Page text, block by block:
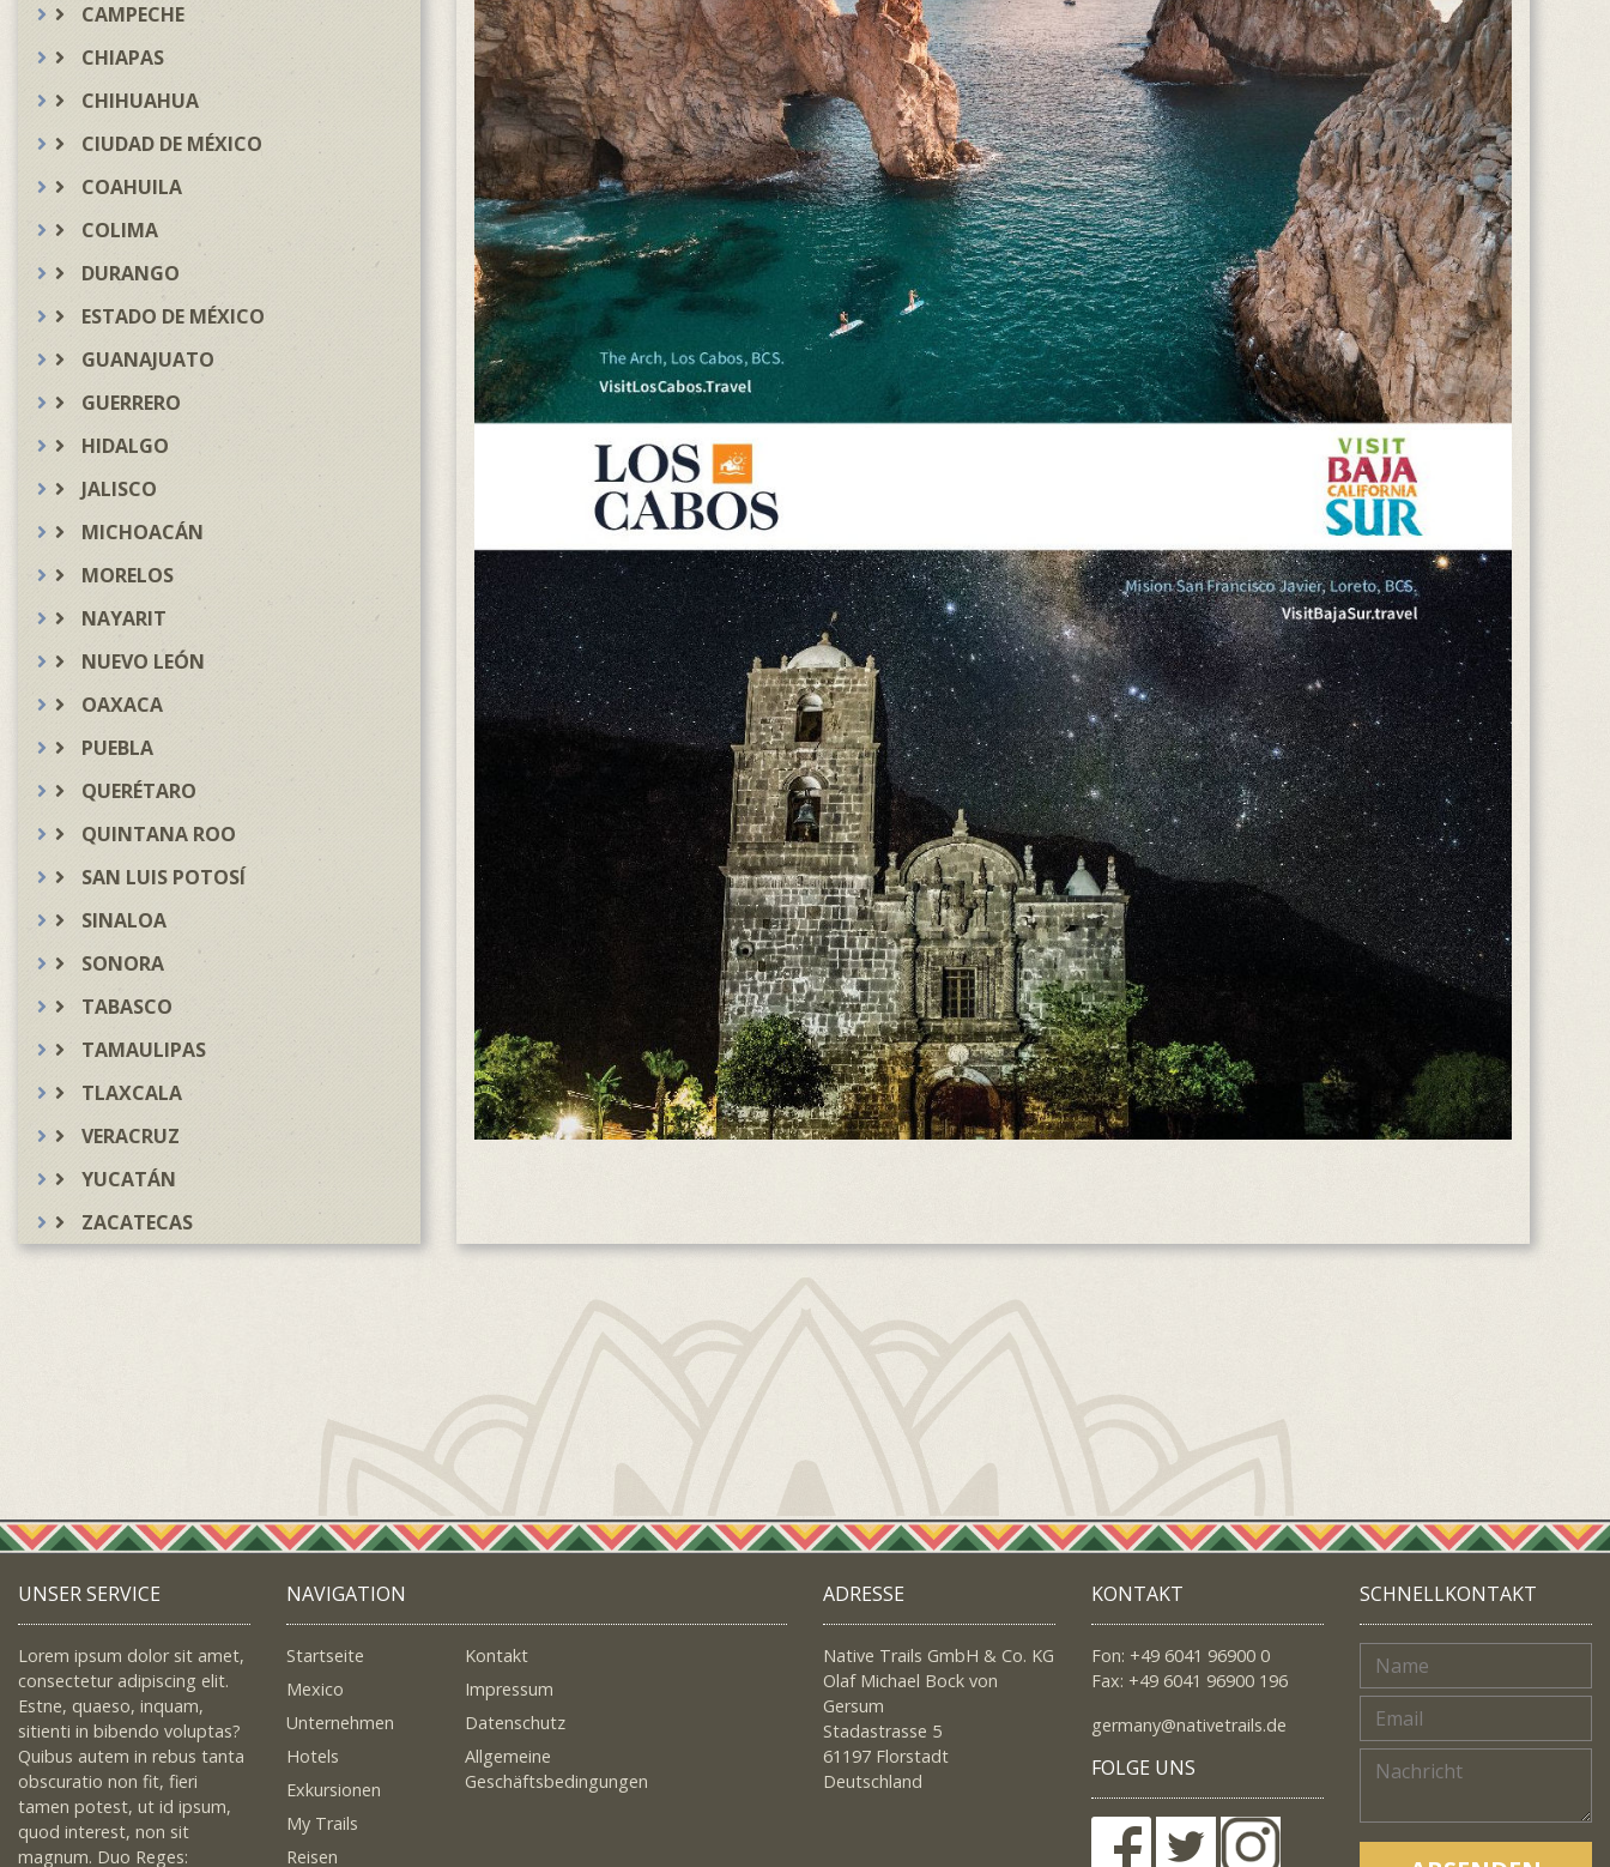
CAMPECHE
CHIAPAS
CHIHUAHUA
CIUDAD DE MÉXICO
COAHUILA
COLIMA
DURANGO
ESTADO DE MÉXICO
GUANAJUATO
GUERRERO
HIDALGO
JALISCO
MICHOACÁN
MORELOS
NAYARIT
NUEVO LEÓN
OAXACA
PUEBLA
QUERÉTARO
QUINTANA ROO
SAN LUIS POTOSÍ
SINALOA
SONORA
TABASCO
TAMAULIPAS
TLAXCALA
VERACRUZ
YUCATÁN
ZACATECAS
UNSER SERVICE
Lorem ipsum dolor sit amet,
consectetur adipiscing elit.
Estne, quaeso, inquam,
sitienti in bibendo voluptas?
Quibus autem in rebus tanta
obscuratio non fit, fieri
tamen potest, ut id ipsum,
quod interest, non sit
magnum. Duo Reges:
NAVIGATION
Startseite
Mexico
Unternehmen
Hotels
Exkursionen
My Trails
Reisen
Kontakt
Impressum
Datenschutz
Allgemeine
Geschäftsbedingungen
ADRESSE
Native Trails GmbH & Co. KG
Olaf Michael Bock von
Gersum
Stadastrasse 5
61197 Florstadt
Deutschland
KONTAKT
Fon: +49 6041 96900 0
Fax: +49 6041 96900 196
germany@nativetrails.de
FOLGE UNS
SCHNELLKONTAKT